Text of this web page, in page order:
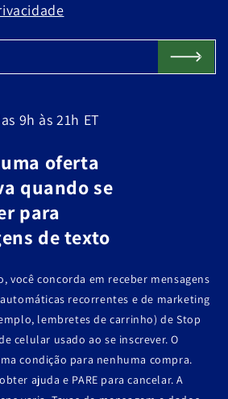
9h às 21h ET
oferta
quando se
para
de texto
você concorda em receber mensagens
recorrentes e de marketing
lembretes de carrinho) de Stop
celular usado ao se inscrever. O
condição para nenhuma compra.
ajuda e PARE para cancelar. A